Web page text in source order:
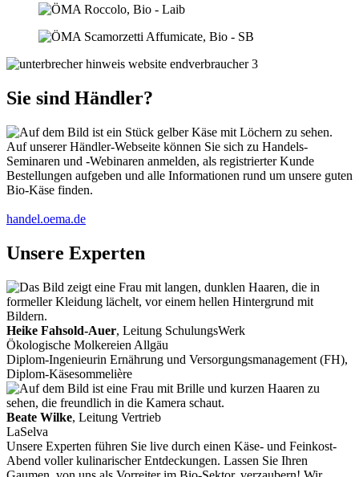
Sie sind Händler?
Auf unserer Händler-Webseite können Sie sich zu Handels-
Seminaren und -Webinaren anmelden, als registrierter Kunde
Bestellungen aufgeben und alle Informationen rund um unsere guten
Bio-Käse finden.
handel.oema.de
Unsere Experten
Heike Fahsold-Auer, Leitung SchulungsWerk
Ökologische Molkereien Allgäu
Diplom-Ingenieurin Ernährung und Versorgungsmanagement (FH),
Diplom-Käsesommelière
Beate Wilke, Leitung Vertrieb
LaSelva
Unsere Experten führen Sie live durch einen Käse- und Feinkost-
Abend voller kulinarischer Entdeckungen. Lassen Sie Ihren